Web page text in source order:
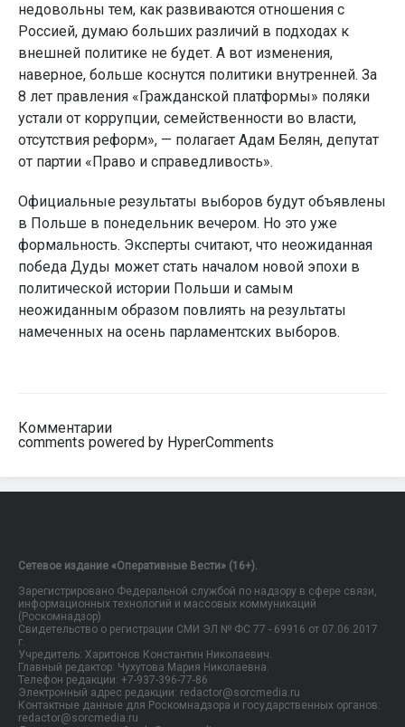
недовольны тем, как развиваются отношения с
Россией, думаю больших различий в подходах к
внешней политике не будет. А вот изменения,
наверное, больше коснутся политики внутренней. За
8 лет правления «Гражданской платформы» поляки
устали от коррупции, семейственности во власти,
отсутствия реформ», — полагает Адам Белян, депутат
от партии «Право и справедливость».
Официальные результаты выборов будут объявлены
в Польше в понедельник вечером. Но это уже
формальность. Эксперты считают, что неожиданная
победа Дуды может стать началом новой эпохи в
политической истории Польши и самым
неожиданным образом повлиять на результаты
намеченных на осень парламентских выборов.
Комментарии
comments powered by HyperComments
Сетевое издание «Оперативные Вести» (16+).
Зарегистрировано Федеральной службой по надзору в сфере связи,
информационных технологий и массовых коммуникаций
(Роскомнадзор).
Свидетельство о регистрации СМИ ЭЛ № ФС 77 - 69916 от 07.06.2017
г.
Учредитель: Харитонов Константин Николаевич.
Главный редактор: Чухутова Мария Николаевна.
Телефон редакции: +7-937-396-77-86
Электронный адрес редакции: redactor@sorcmedia.ru
Контактные данные для Роскомнадзора и государственных органов:
redactor@sorcmedia.ru